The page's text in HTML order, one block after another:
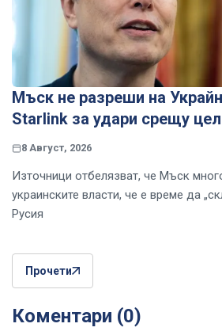
Мъск не разреши на
Starlink за удари срещу
8 Август, 2026
Източници отбелязват, че Мъск
украинските власти, че е време да
Русия
Прочети
Коментари (0)